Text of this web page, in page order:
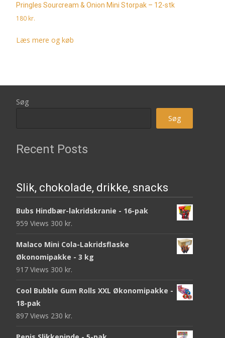
Pringles Sourcream & Onion Mini Storpak – 12-stk
180 kr.
Læs mere og køb
Søg
Søg
Recent Posts
Slik, chokolade, drikke, snacks
Bubs Hindbær-lakridskranie - 16-pak
959 Views 300 kr.
Malaco Mini Cola-Lakridsflaske
Økonomipakke - 3 kg
917 Views 300 kr.
Cool Bubble Gum Rolls XXL Økonomipakke -
18-pak
897 Views 230 kr.